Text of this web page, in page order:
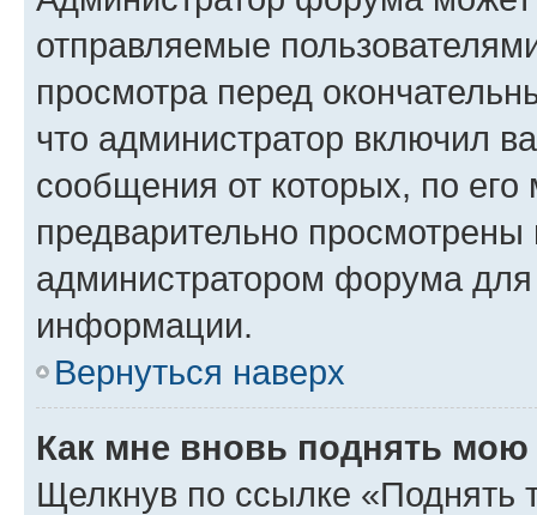
отправляемые
просмотра перед
что администратор включил
сообщения от которых, по
предварительно
администратором форума
информации.
Вернуться наверх
Как мне вновь поднять мою
Щелкнув по ссылке «Поднять